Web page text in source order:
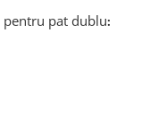
pentru pat dublu: